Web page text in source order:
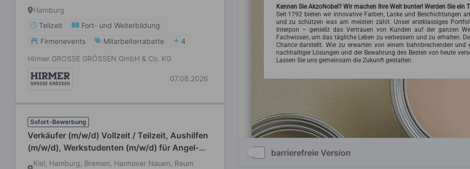
Hamburg
Teilzeit
Fort- und Weiterbildung
Firmenevents
Mitarbeiterrabatte
4
Hirmer GROSSE GRÖSSEN GmbH & Co. KG
07.08.2026
Sofort-Bewerbung
Verkäufer (m/w/d) Vollzeit / Teilzeit, Aushilfen
(m/w/d), Werkstudenten (m/w/d) für Angel-
und Jagdbedarf
Kiel, Hamburg, Bremen, Hannover Nauen, Raum
barrierefreie Version